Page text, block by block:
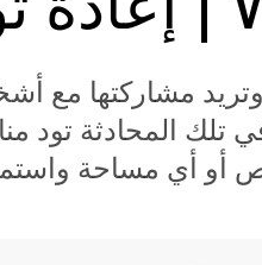
وتريد مشاركتها
المحادثة تود
أي مساحة